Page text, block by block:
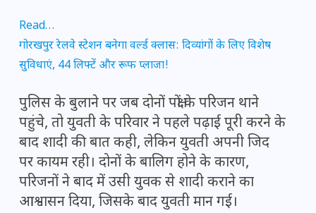
Read…
गोरखपुर रेलवे स्टेशन बनेगा वर्ल्ड क्लास: दिव्यांगों के लिए विशेष
सुविधाएं, 44 लिफ्टें और रूफ प्लाजा!
पुलिस के बुलाने पर जब दोनों पक्षों के परिजन थाने
पहुंचे, तो युवती के परिवार ने पहले पढ़ाई पूरी करने के
बाद शादी की बात कही, लेकिन युवती अपनी जिद
पर कायम रही। दोनों के बालिग होने के कारण,
परिजनों ने बाद में उसी युवक से शादी कराने का
आश्वासन दिया, जिसके बाद युवती मान गई।